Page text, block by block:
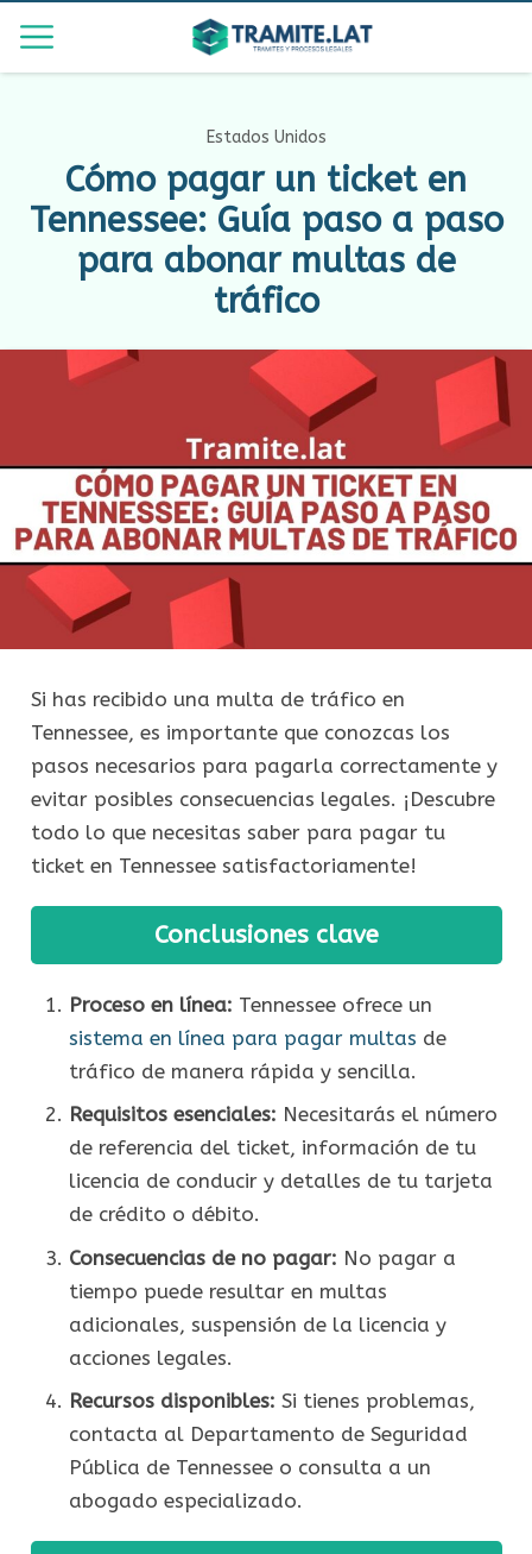
Estados Unidos
Cómo pagar un ticket en
Tennessee: Guía paso a paso
para abonar multas de
tráfico
Si has recibido una multa de tráfico en
Tennessee, es importante que conozcas los
pasos necesarios para pagarla correctamente y
evitar posibles consecuencias legales. ¡Descubre
todo lo que necesitas saber para pagar tu
ticket en Tennessee satisfactoriamente!
Conclusiones clave
Proceso en línea: Tennessee ofrece un
sistema en línea para pagar multas de
tráfico de manera rápida y sencilla.
Requisitos esenciales: Necesitarás el número
de referencia del ticket, información de tu
licencia de conducir y detalles de tu tarjeta
de crédito o débito.
Consecuencias de no pagar: No pagar a
tiempo puede resultar en multas
adicionales, suspensión de la licencia y
acciones legales.
Recursos disponibles: Si tienes problemas,
contacta al Departamento de Seguridad
Pública de Tennessee o consulta a un
abogado especializado.